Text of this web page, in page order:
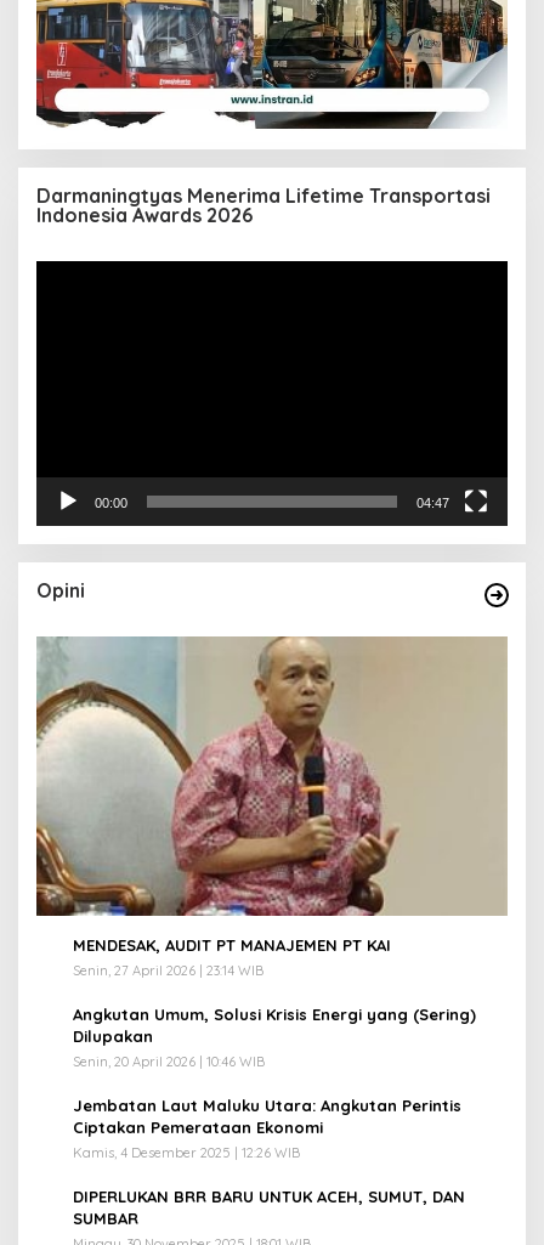
Darmaningtyas Menerima Lifetime Transportasi
Indonesia Awards 2026
00:00 04:47
Opini
MENDESAK, AUDIT PT MANAJEMEN PT KAI
Senin, 27 April 2026 | 23:14 WIB
Angkutan Umum, Solusi Krisis Energi yang (Sering)
Dilupakan
Senin, 20 April 2026 | 10:46 WIB
Jembatan Laut Maluku Utara: Angkutan Perintis
Ciptakan Pemerataan Ekonomi
Kamis, 4 Desember 2025 | 12:26 WIB
DIPERLUKAN BRR BARU UNTUK ACEH, SUMUT, DAN
SUMBAR